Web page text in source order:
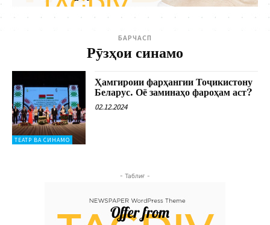
БАРЧАСП
Рӯзҳои синамо
ТЕАТР ВА СИНАМО
Ҳамгироии фарҳангии Тоҷикистону
Беларус. Оё заминаҳо фароҳам аст?
02.12.2024
- Таблиғ -